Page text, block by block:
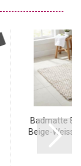
Badmatte
Beige-Weiss -